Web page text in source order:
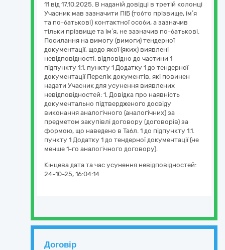
11 від 17.10.2025. В наданій довідці в третій колонці
Учасник мав зазначити ПІБ (тобто прізвище, ім’я
та по-батькові) контактної особи, а зазначив
тільки прізвище та ім’я, не зазначив по-батькові.
Посилання на вимогу (вимоги) тендерної
документації, щодо якої (яких) виявлені
невідповідності: відповідно до частини 1
підпункту 1.1. пункту 1 Додатку 1 до тендерної
документації Перелік документів, які повинен
надати Учасник для усунення виявлених
невідповідностей: 1. Довідка про наявність
документально підтвердженого досвіду
виконання аналогічного (аналогічних) за
предметом закупівлі договору (договорів) за
формою, що наведено в Табл. 1 до підпункту 1.1.
пункту 1 Додатку 1 до тендерної документації (не
менше 1-го аналогічного договору).
Кінцева дата та час усунення невідповідностей:
24-10-25, 16:04:14
Договір